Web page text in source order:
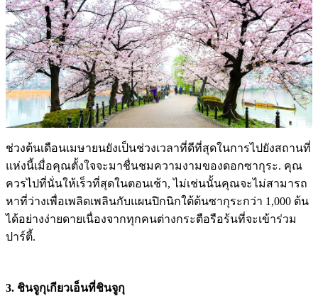
ช่วงต้นเดือนเมษายนยังเป็นช่วงเวลาที่ดีที่สุดในการไปยังสถานที่
แห่งนี้เมื่อคุณตั้งใจจะมาชื่นชมความงามของดอกซากุระ. คุณ
ควรไปที่นั่นให้เร็วที่สุดในตอนเช้า, ไม่เช่นนั้นคุณจะไม่สามารถ
หาที่ว่างเพื่อเพลิดเพลินกับแผนปิกนิกใต้ต้นซากุระกว่า 1,000 ต้น
ได้อย่างง่ายดายเนื่องจากทุกคนต่างกระตือรือร้นที่จะเข้าร่วม
ปาร์ตี้.
3. ชินจูกุเกียวเอ็นที่ชินจูกุ